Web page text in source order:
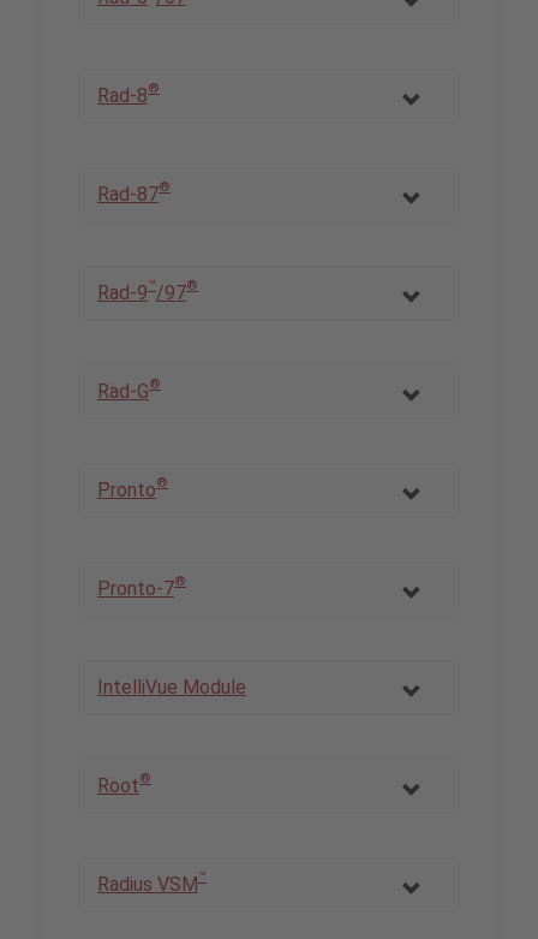
Rad-8®
Rad-87®
Rad-9™/97®
Rad-G®
Pronto®
Pronto-7®
IntelliVue Module
Root®
Radius VSM™